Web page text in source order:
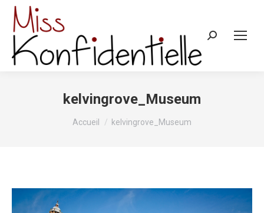
Recherche
kelvingrove_Museum
Vous êtes ici :
Accueil kelvingrove_Museum